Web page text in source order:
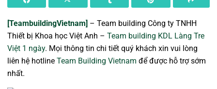
[TeambuildingVietnam] – Team building Công ty TNHH
Thiết bị Khoa học Việt Anh – Team building KDL Làng Tre
Việt 1 ngày. Mọi thông tin chi tiết quý khách xin vui lòng
liên hệ hotline Team Building Vietnam để được hỗ trợ sớm
nhất.